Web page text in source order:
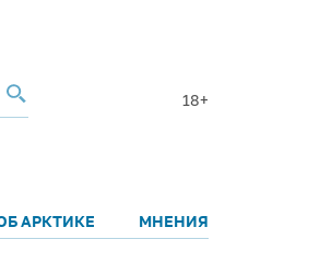
18+
АРКТИКЕ МНЕНИЯ